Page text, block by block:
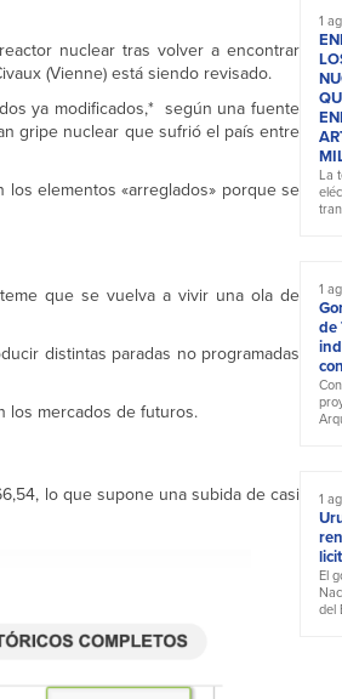
nuclear tras volver a encontrar
(Vienne) está siendo revisado.
ya modificados,* según una fuente
gripe nuclear que sufrió el país entre
elementos «arreglados» porque se
que se vuelva a vivir una ola de
distintas paradas no programadas
los mercados de futuros.
lo que supone una subida de casi
1
La
1
de
1
El
del